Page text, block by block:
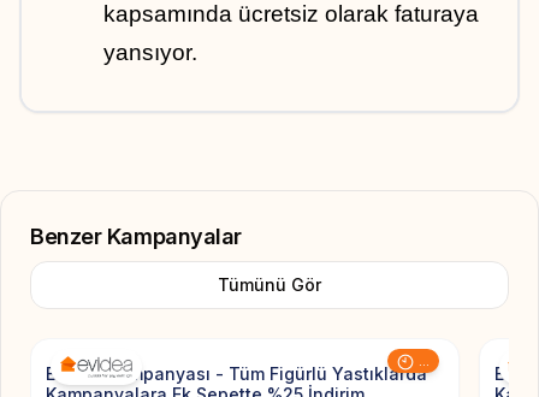
kapsamında ücretsiz olarak faturaya
yansıyor.
Benzer Kampanyalar
Tümünü Gör
...
Add to
Evidea Kampanyası - Tüm Figürlü Yastıklarda